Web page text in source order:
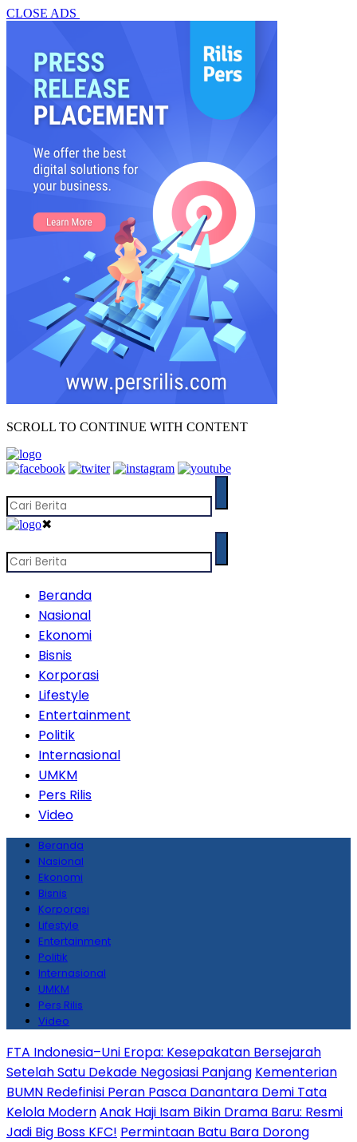
CLOSE ADS
SCROLL TO CONTINUE WITH CONTENT
✖
Beranda
Nasional
Ekonomi
Bisnis
Korporasi
Lifestyle
Entertainment
Politik
Internasional
UMKM
Pers Rilis
Video
Beranda
Nasional
Ekonomi
Bisnis
Korporasi
Lifestyle
Entertainment
Politik
Internasional
UMKM
Pers Rilis
Video
FTA Indonesia–Uni Eropa: Kesepakatan Bersejarah
Setelah Satu Dekade Negosiasi Panjang Kementerian
BUMN Redefinisi Peran Pasca Danantara Demi Tata
Kelola ModernAnak Haji Isam Bikin Drama Baru: Resmi
Jadi Big Boss KFC! Permintaan Batu Bara Dorong